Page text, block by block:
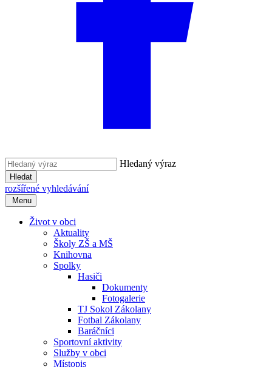
Hledaný výraz
Hledat
rozšířené vyhledávání
Menu
Život v obci
Aktuality
Školy ZŠ a MŠ
Knihovna
Spolky
Hasiči
Dokumenty
Fotogalerie
TJ Sokol Zákolany
Fotbal Zákolany
Baráčníci
Sportovní aktivity
Služby v obci
Místopis